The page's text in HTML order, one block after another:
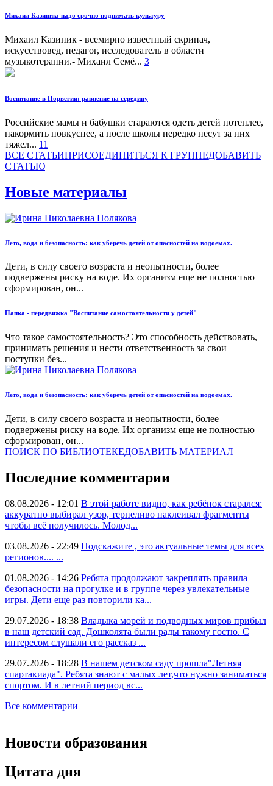
Михаил Казиник: надо срочно поднимать культуру
Михаил Казиник - всемирно известный скрипач,
искусствовед, педагог, исследователь в области
музыкотерапии.- Михаил Семё... 3
Воспитание в Норвегии: равнение на середину
Российские мамы и бабушки стараются одеть детей потеплее,
накормить повкуснее, а после школы нередко несут за них
тяжел... 11
ВСЕ СТАТЬИПРИСОЕДИНИТЬСЯ К ГРУППЕДOБАВИТЬ
СТАТЬЮ
Новые материалы
Лето, вода и безопасность: как уберечь детей от опасностей на водоемах.
Дети, в силу своего возраста и неопытности, более
подвержены риску на воде. Их организм еще не полностью
сформирован, он...
Папка - передвижка "Воспитание самостоятельности у детей"
Что такое самостоятельность? Это способность действовать,
принимать решения и нести ответственность за свои
поступки без...
Лето, вода и безопасность: как уберечь детей от опасностей на водоемах.
Дети, в силу своего возраста и неопытности, более
подвержены риску на воде. Их организм еще не полностью
сформирован, он...
ПОИСК ПО БИБЛИОТЕКЕДОБАВИТЬ МАТЕРИАЛ
Последние комментарии
08.08.2026 - 12:01 В этой работе видно, как ребёнок старался:
аккуратно выбирал узор, терпеливо наклеивал фрагменты
чтобы всё получилось. Молод...
03.08.2026 - 22:49 Подскажите , это актуальные темы для всех
регионов.... ...
01.08.2026 - 14:26 Ребята продолжают закреплять правила
безопасности на прогулке и в группе через увлекательные
игры. Дети еще раз повторили ка...
29.07.2026 - 18:38 Владыка морей и подводных миров прибыл
в наш детский сад. Дошколята были рады такому гостю. С
интересом слушали его рассказ ...
29.07.2026 - 18:28 В нашем детском саду прошла"Летняя
спартакиада". Ребята знают с малых лет,что нужно заниматься
спортом. И в летний период вс...
Все комментарии
Новости образования
Цитата дня